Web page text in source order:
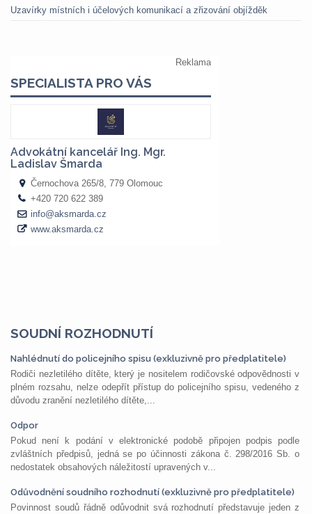
Uzavírky místních i účelových komunikací a zřizování objížděk
SOUDNÍ ROZHODNUTÍ
Nahlédnutí do policejního spisu (exkluzivně pro předplatitele)
Rodiči nezletilého dítěte, který je nositelem rodičovské odpovědnosti v
plném rozsahu, nelze odepřít přístup do policejního spisu, vedeného z
důvodu zranění nezletilého dítěte,...
Odpor
Pokud není k podání v elektronické podobě připojen podpis podle
zvláštních předpisů, jedná se po účinnosti zákona č. 298/2016 Sb. o
nedostatek obsahových náležitostí upravených v...
Odůvodnění soudního rozhodnutí (exkluzivně pro předplatitele)
Povinnost soudů řádně odůvodnit svá rozhodnutí představuje jeden z